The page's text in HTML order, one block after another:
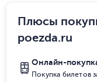
Плюсы
poezda.ru
Онлайн-
Покупка билетов